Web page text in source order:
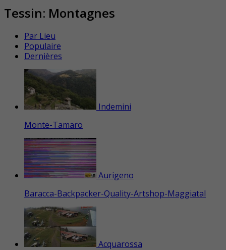
Tessin: Montagnes
Par Lieu
Populaire
Dernières
Indemini
Monte-Tamaro
Aurigeno
Baracca-Backpacker-Quality-Artshop-Maggiatal
Acquarossa